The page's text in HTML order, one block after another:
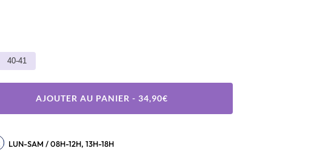
40-41
AJOUTER AU PANIER - 34,90€
LUN-SAM / 08H-12H, 13H-18H